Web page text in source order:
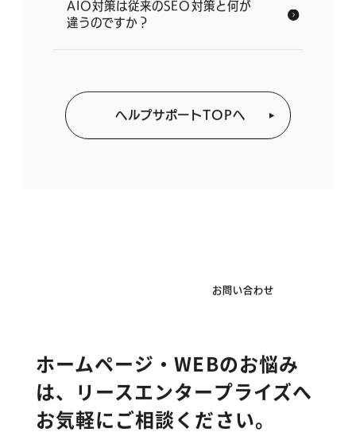
AIO対策は従来のSEO対策と何が
違うのですか？
ヘルプサポートTOPへ
お問い合わせ
ホームページ・WEBのお悩み
は、 リースエンタープライズへ
お気軽にご相談ください。